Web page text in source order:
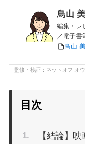
鳥山
編集・レ
／電子書
鳥山
監修・検証：ネットオフ オ
目次
【結論】